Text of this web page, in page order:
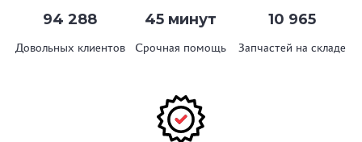
94 288
Довольных клиентов
45 минут
Срочная помощь
10 965
Запчастей на складе